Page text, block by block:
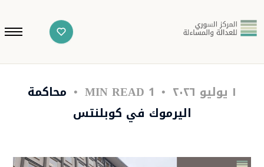
١ يوليو ٢٠٢٦
محاكمة
اليرموك في كوبلنتس